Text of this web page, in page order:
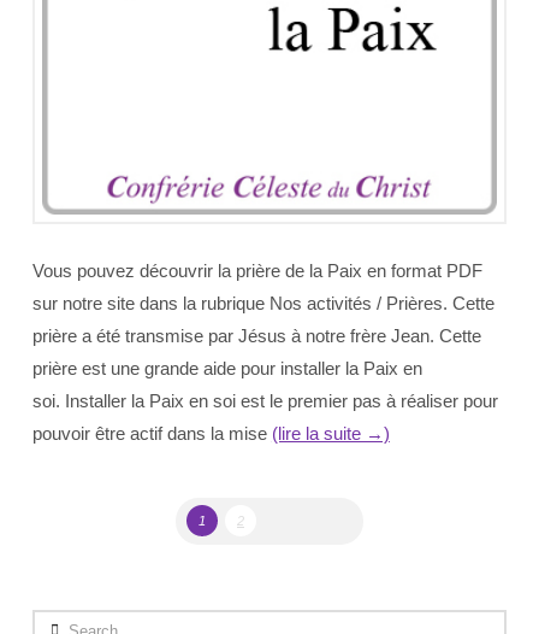
Vous pouvez découvrir la prière de la Paix en format PDF
sur notre site dans la rubrique Nos activités / Prières. Cette
prière a été transmise par Jésus à notre frère Jean. Cette
prière est une grande aide pour installer la Paix en
soi. Installer la Paix en soi est le premier pas à réaliser pour
pouvoir être actif dans la mise (lire la suite →)
1 2